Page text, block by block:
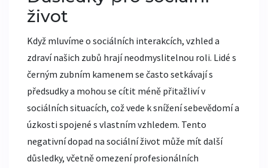
život
Když mluvíme o sociálních interakcích, vzhled a
zdraví našich zubů hrají neodmyslitelnou roli. Lidé s
černým zubním kamenem se často setkávají s
předsudky a mohou se cítit méně přitažliví v
sociálních situacích, což vede k snížení sebevědomí a
úzkosti spojené s vlastním vzhledem. Tento
negativní dopad na sociální život může mít další
důsledky, včetně omezení profesionálních